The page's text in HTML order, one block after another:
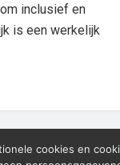
inclusief en
is een werkelijk
cookies en